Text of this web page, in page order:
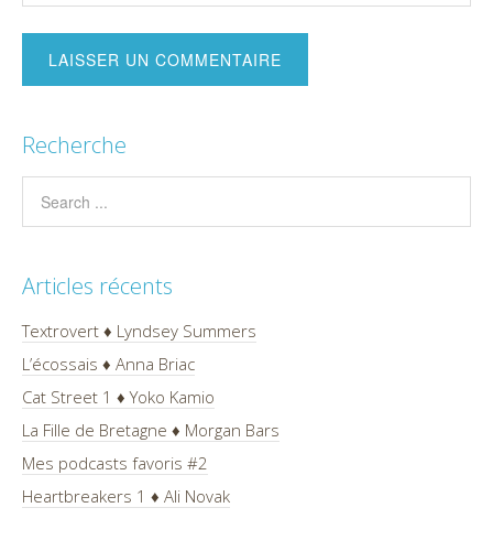
Recherche
Articles récents
Textrovert ♦ Lyndsey Summers
L’écossais ♦ Anna Briac
Cat Street 1 ♦ Yoko Kamio
La Fille de Bretagne ♦ Morgan Bars
Mes podcasts favoris #2
Heartbreakers 1 ♦ Ali Novak